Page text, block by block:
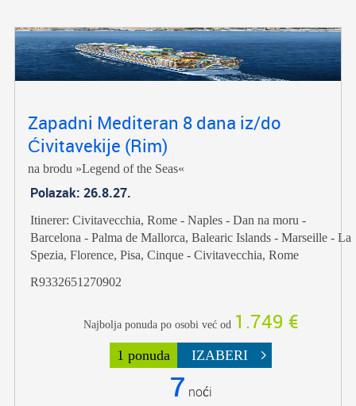
7 noći
Zapadni Mediteran 8 dana iz/do
Ćivitavekije (Rim)
na brodu »Legend of the Seas«
Polazak: 26.8.27.
Itinerer: Civitavecchia, Rome - Naples - Dan na moru -
Barcelona - Palma de Mallorca, Balearic Islands - Marseille - La
Spezia, Florence, Pisa, Cinque - Civitavecchia, Rome
R9332651270902
Najbolja ponuda po osobi već od 1.749 €
1 ponuda IZABERI